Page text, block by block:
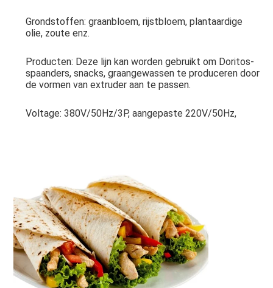
Grondstoffen: graanbloem, rijstbloem, plantaardige
olie, zoute enz.
Producten: Deze lijn kan worden gebruikt om Doritos-
spaanders, snacks, graangewassen te produceren door
de vormen van extruder aan te passen.
Voltage: 380V/50Hz/3P, aangepaste 220V/50Hz,